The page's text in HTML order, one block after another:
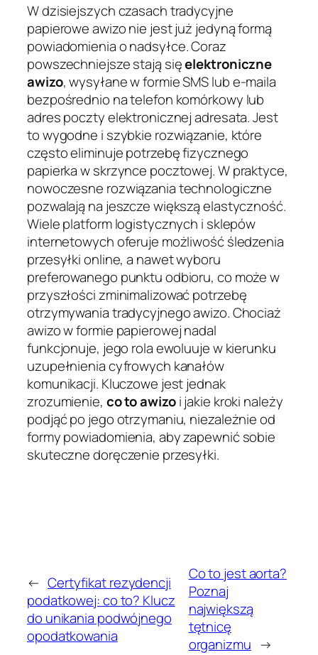
W dzisiejszych czasach tradycyjne
papierowe awizo nie jest już jedyną formą
powiadomienia o nadsyłce. Coraz
powszechniejsze stają sięelektroniczne
awizo, wysyłane w formie SMS lub e-maila
bezpośrednio na telefon komórkowy lub
adres poczty elektronicznej adresata. Jest
to wygodne i szybkie rozwiązanie, które
często eliminuje potrzebę fizycznego
papierka w skrzynce pocztowej. W praktyce,
nowoczesne rozwiązania technologiczne
pozwalają na jeszcze większą elastyczność.
Wiele platform logistycznych i sklepów
internetowych oferuje możliwość śledzenia
przesyłki online, a nawet wyboru
preferowanego punktu odbioru, co może w
przyszłości zminimalizować potrzebę
otrzymywania tradycyjnego awizo. Chociaż
awizo w formie papierowej nadal
funkcjonuje, jego rola ewoluuje w kierunku
uzupełnienia cyfrowych kanałów
komunikacji. Kluczowe jest jednak
zrozumienie, co to awizoi jakie kroki należy
podjąć po jego otrzymaniu, niezależnie od
formy powiadomienia, aby zapewnić sobie
skuteczne doręczenie przesyłki.
← Certyfikat rezydencji
podatkowej: co to? Klucz
do unikania podwójnego
opodatkowania
Co to jest aorta?
Poznaj
największą
tętnicę
organizmu →